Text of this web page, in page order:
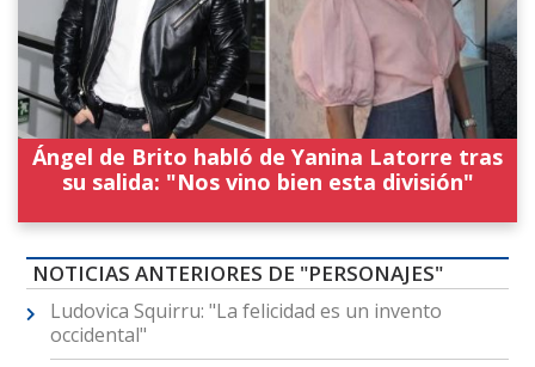
Ángel de Brito habló de Yanina Latorre tras
su salida: "Nos vino bien esta división"
NOTICIAS ANTERIORES DE "PERSONAJES"
Ludovica Squirru: "La felicidad es un invento
occidental"